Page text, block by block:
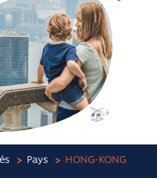
Pays HONG-KONG